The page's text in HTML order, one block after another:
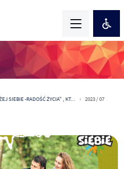
SIEBIE -RADOŚĆ ŻYCIA" , KT...
2023 / 07